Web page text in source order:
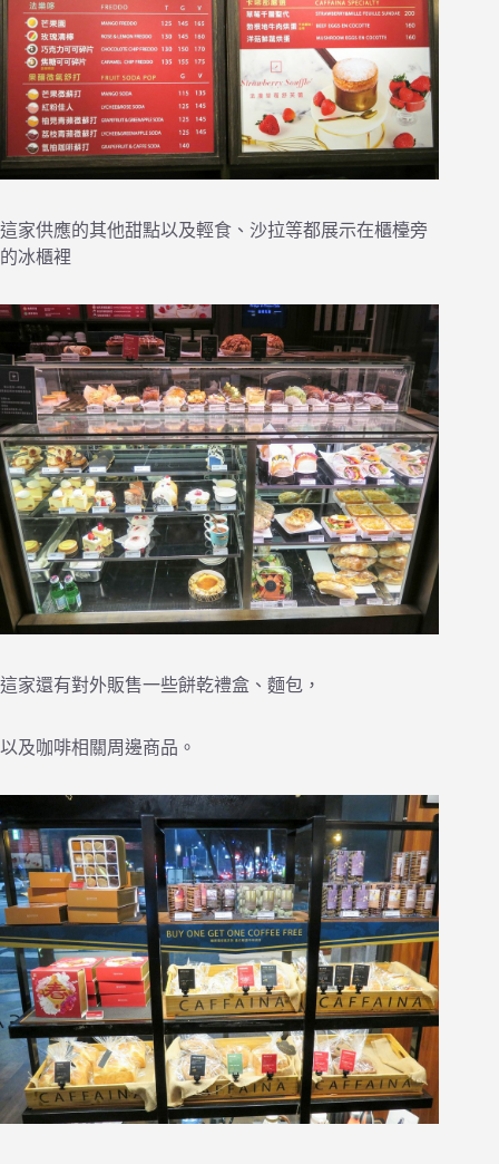
這家供應的其他甜點以及輕食、沙拉等都展示在櫃檯旁
的冰櫃裡
這家還有對外販售一些餅乾禮盒、麵包，
以及咖啡相關周邊商品。